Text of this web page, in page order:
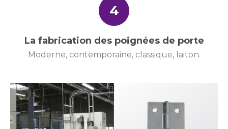
4
La fabrication des poignées de porte
Moderne, contemporaine, classique, laiton.